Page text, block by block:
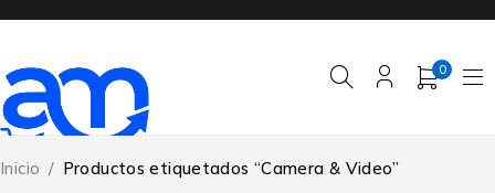
0
Inicio / Productos etiquetados “Camera & Video”